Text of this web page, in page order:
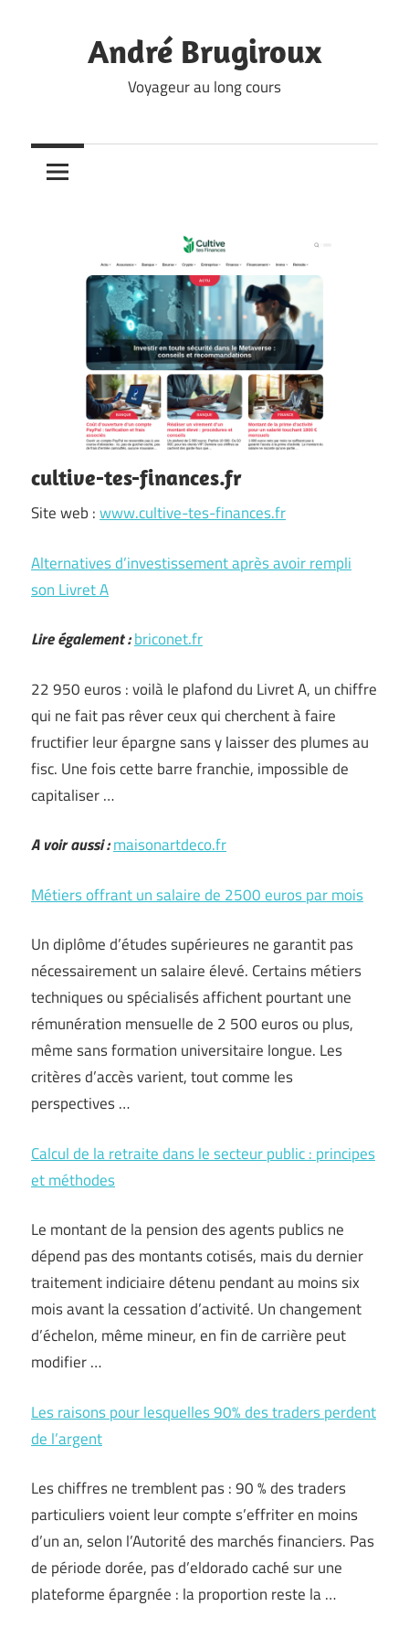
André Brugiroux
Voyageur au long cours
cultive-tes-finances.fr
Site web :www.cultive-tes-finances.fr
Alternatives d’investissement après avoir rempli
son Livret A
Lire également :briconet.fr
22 950 euros : voilà le plafond du Livret A, un chiffre
qui ne fait pas rêver ceux qui cherchent à faire
fructifier leur épargne sans y laisser des plumes au
fisc. Une fois cette barre franchie, impossible de
capitaliser …
A voir aussi :maisonartdeco.fr
Métiers offrant un salaire de 2500 euros par mois
Un diplôme d’études supérieures ne garantit pas
nécessairement un salaire élevé. Certains métiers
techniques ou spécialisés affichent pourtant une
rémunération mensuelle de 2 500 euros ou plus,
même sans formation universitaire longue. Les
critères d’accès varient, tout comme les
perspectives …
Calcul de la retraite dans le secteur public : principes
et méthodes
Le montant de la pension des agents publics ne
dépend pas des montants cotisés, mais du dernier
traitement indiciaire détenu pendant au moins six
mois avant la cessation d’activité. Un changement
d’échelon, même mineur, en fin de carrière peut
modifier …
Les raisons pour lesquelles 90% des traders perdent
de l’argent
Les chiffres ne tremblent pas : 90 % des traders
particuliers voient leur compte s’effriter en moins
d’un an, selon l’Autorité des marchés financiers. Pas
de période dorée, pas d’eldorado caché sur une
plateforme épargnée : la proportion reste la …